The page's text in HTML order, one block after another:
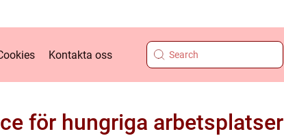
Kontakta oss
för hungriga arbetsplatser